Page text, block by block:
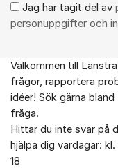
Jag har tagit del av
personuppgifter och
Om forumet
Välkommen till
frågor, rapportera
idéer! Sök gärna
fråga.
Hittar du inte svar på
hjälpa dig vardagar:
18